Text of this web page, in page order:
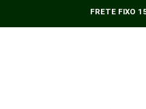
FRETE FIXO